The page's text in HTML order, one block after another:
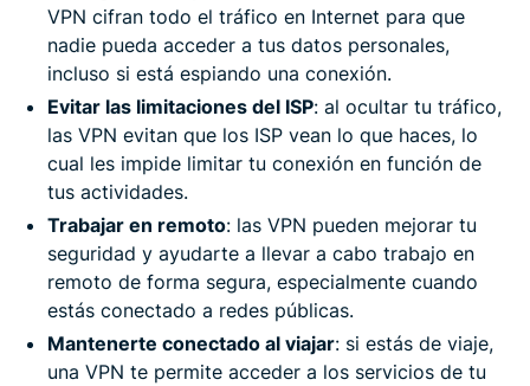
VPN cifran todo el tráfico en Internet para que
nadie pueda acceder a tus datos personales,
incluso si está espiando una conexión.
Evitar las limitaciones del ISP: al ocultar tu tráfico,
las VPN evitan que los ISP vean lo que haces, lo
cual les impide limitar tu conexión en función de
tus actividades.
Trabajar en remoto: las VPN pueden mejorar tu
seguridad y ayudarte a llevar a cabo trabajo en
remoto de forma segura, especialmente cuando
estás conectado a redes públicas.
Mantenerte conectado al viajar: si estás de viaje,
una VPN te permite acceder a los servicios de tu